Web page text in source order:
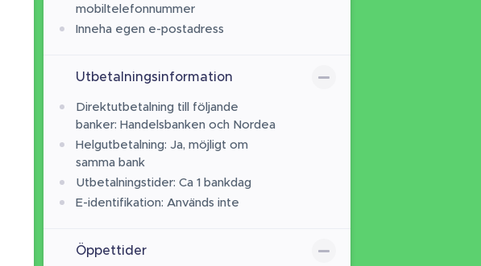
mobiltelefonnummer
Inneha egen e-postadress
Utbetalningsinformation
Direktutbetalning till följande
banker: Handelsbanken och Nordea
Helgutbetalning: Ja, möjligt om
samma bank
Utbetalningstider: Ca 1 bankdag
E-identifikation: Används inte
Öppettider